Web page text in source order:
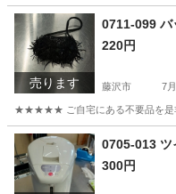
神奈川 藤沢市 スポーツウ
売ります
0711-099 バ
220円
藤沢市 7
★★★★★ ご自宅にある不要品を是非
神奈川 藤沢市 0705-013 ツ
300円